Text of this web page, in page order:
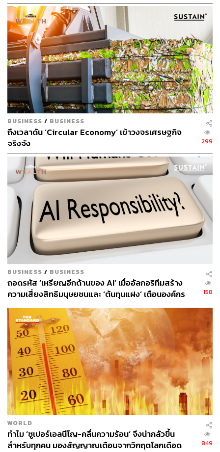
สัดส่วนกับขนาดประชากร ตั้งแต่ปี 1960 โดยจากการคำนวณ
พบว่าบางประเทศมีอัตราการปล่อยคาร์บอนไดออกไซด์อยู่
ภายในสัดส่วนที่กำหนด แต่ประเทศในซีกโลกเหนืออย่างเช่น
สหรัฐฯ ยุโรป แคนาดา ออสเตรเลีย นิวซีแลนด์ ญี่ปุ่น และ
อิสราเอล ได้ทำลายชั้นบรรยากาศส่วนรวมเกินกำหนดไป
อย่างมาก
โดยเกือบ 90% ของการปล่อยมลพิษส่วนเกินมาจากประเทศ
มั่งคั่งในซีกโลกเหนือ และอีก 10% มาจากประเทศในซีกโลก
ใต้ที่ปล่อยมลพิษสูง โดยเฉพาะประเทศผลิตน้ำมัน เช่น
ซาอุดีอาระเบีย และสหรัฐอาหรับเอมิเรตส์
ส่วน 5 ประเทศที่ปล่อยมลพิษต่ำแต่มีประชากรจำนวนมาก
ได้แก่ อินเดีย อินโดนีเซีย ปากีสถาน ไนจีเรีย และจีน (ซึ่ง
ปัจจุบันเป็นประเทศที่ปล่อยก๊าซเรือนกระจกมากที่สุดในโลก)
จึงมีสิทธิ์ได้รับเงินชดเชย 102 ล้านล้านดอลลาร์ จากการเสีย
สละส่วนแบ่งงบประมาณคาร์บอน และบรรลุเป้าหมายการ
ปล่อยก๊าซเรือนกระจกให้เป็นศูนย์
เจสัน ฮิกเคิล (Jason Hickel) ผู้ร่วมวิจัย และศาสตราจารย์
ประจำสถาบันวิทยาศาสตร์และเทคโนโลยีสิ่งแวดล้อมของ
มหาวิทยาลัยแห่งหนึ่งในบาร์เซโลนา กล่าวว่า “ภาวะโลก
รวนเป็นภาพสะท้อนของการล่าอาณานิคมในชั้นบรรยากาศ
การปล่อยมลพิษส่วนเกินต้องเป็นความรับผิดชอบของชนชั้น
ร่ำรวยในแต่ละประเทศ ซึ่งมีการบริโภคสูง และใช้อำนาจ
เหนือการผลิตและนโยบายระดับชาติ พวกเขาคือผู้ที่ต้องรับ
ภาระจ่ายค่าชดเชย”
หลายประเทศที่ได้รับผลกระทบจากภาวะโลกรวนกำลังเรียก
ร้องให้มีการชดเชยสำหรับภัยคุกคามที่พวกเขาเผชิญ อันเป็น
ผลพวงจากการปล่อยก๊าซเรือนกระจกเกินกำหนดของประเท
ศอื่นๆ
ในการประชุมสุดยอด COP27 ของ UN เมื่อปีที่แล้ว ประเทศ
ต่างๆ เห็นพ้องที่จะจัดตั้งกองทุน ‘การสูญเสียและความเสีย
หาย’ เพื่อจัดหาเงินทุนและจ่ายชดเชยทั้งทางเศรษฐกิจและ
ทางอ้อมให้กับประเทศยากจนที่ไม่อาจหลีกหนีจากเหตุสภาพ
อากาศรุนแรงอันเป็นผลพวงจากโลกรวน รวมถึง Slow onset
แนวคิด “From SHOCK To SHIFT: Thailand’s
Sustainable Transition in a Fractured World”
BUSINESS / BUSINESS
ถึงเวลาดัน ‘Circular Economy’ เข้าวงจรเศรษฐกิจ
จริงจัง
299
BUSINESS / BUSINESS
ถอดรหัส ‘เหรียญอีกด้านของ AI’ เมื่ออัลกอริทึมสร้าง
ความเสี่ยงสิทธิมนุษยชนและ ‘ต้นทุนแฝง’ เตือนองค์กร
ระวังกับดักอคติเชิงระบบ ก่อนกระทบมูลค่าแบรนด์ระยะ
ยาว
158
WORLD
ทำไม ‘ซูเปอร์เอลนีโญ-คลื่นความร้อน’ จึงน่ากลัวขึ้น
สำหรับทุกคน มองสัญญาณเตือนจากวิกฤตโลกเดือด
849